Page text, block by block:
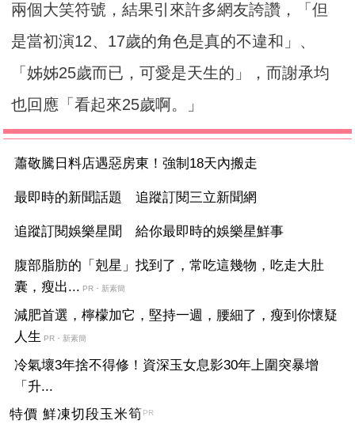
兩個大笑符號，結果引來許多網友誇讚，「但
是當初演12、17歲的角色是真的不違和」、
「姊姊25歲而已，可愛是天生的」，而謝承均
也回應「看起來25歲啊。」
蕭敬騰日料店遇惡房東！強制18天內搬走
最即時的新聞話題 追蹤訂閱三立新聞網
追蹤訂閱娛樂星聞 給你最即時的娛樂星鮮事
腹部脂肪的「剋星」找到了，常吃這幾物，吃走大肚
囊，瘦出... PR・新素簡
減肥首選，檸檬加它，堅持一週，腰細了，瘦到你懷疑
人生 PR・新素簡
冷氣壞3年捨不得修！資深玉女息影30年上圍突暴增
「升...
特價 鮮凍切段玉米筍PR